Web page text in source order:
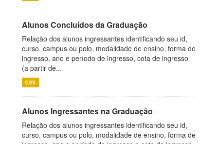
Alunos Concluídos da Graduação
Relação dos alunos ingressantes identificando seu id,
curso, campus ou polo, modalidade de ensino, forma de
ingresso, ano e período de ingresso, cota de ingresso
(a partir de...
CSV
Alunos Ingressantes na Graduação
Relação dos alunos ingressantes identificando seu id,
curso, campus ou polo, modalidade de ensino, forma de